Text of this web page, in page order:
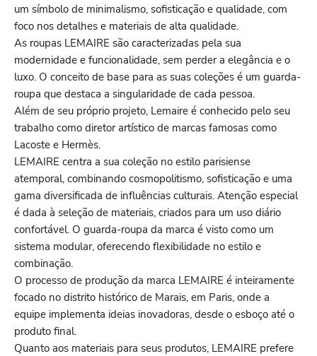
um símbolo de minimalismo, sofisticação e qualidade, com
foco nos detalhes e materiais de alta qualidade.
As roupas LEMAIRE são caracterizadas pela sua
modernidade e funcionalidade, sem perder a elegância e o
luxo. O conceito de base para as suas coleções é um guarda-
roupa que destaca a singularidade de cada pessoa.
Além de seu próprio projeto, Lemaire é conhecido pelo seu
trabalho como diretor artístico de marcas famosas como
Lacoste e Hermès.
LEMAIRE centra a sua coleção no estilo parisiense
atemporal, combinando cosmopolitismo, sofisticação e uma
gama diversificada de influências culturais. Atenção especial
é dada à seleção de materiais, criados para um uso diário
confortável. O guarda-roupa da marca é visto como um
sistema modular, oferecendo flexibilidade no estilo e
combinação.
O processo de produção da marca LEMAIRE é inteiramente
focado no distrito histórico de Marais, em Paris, onde a
equipe implementa ideias inovadoras, desde o esboço até o
produto final.
Quanto aos materiais para seus produtos, LEMAIRE prefere